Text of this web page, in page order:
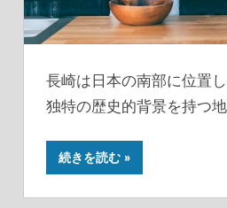
長崎は日本の南部に位置
独特の歴史的背景を持つ地
続きを読む